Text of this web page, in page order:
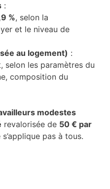
:
%, selon la
et le niveau de
au logement) :
selon les paramètres du
composition du
modestes
revalorisée de 50 € par
pas à tous.